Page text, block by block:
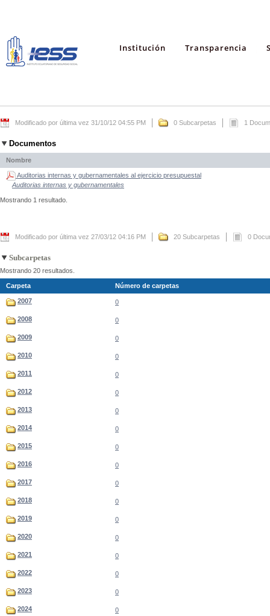
Institución Transparencia
Modificado por última vez 31/10/12 04:55 PM 0 Subcarpetas 1
Documentos
Nombre
Auditorias internas y gubernamentales al ejercicio presupuestal
Auditorias internas y gubernamentales
Mostrando 1 resultado.
Modificado por última vez 27/03/12 04:16 PM 20 Subcarpetas 0
Subcarpetas
Mostrando 20 resultados.
Carpeta Número de carpetas
2007 0
2008 0
2009 0
2010 0
2011 0
2012 0
2013 0
2014 0
2015 0
2016 0
2017 0
2018 0
2019 0
2020 0
2021 0
2022 0
2023 0
2024 0